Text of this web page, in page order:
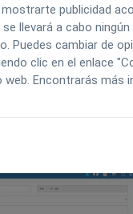
que esté
publicidad
se llevará a cabo
Puedes cambiar de
clic en el enlace
web. Encontrarás más